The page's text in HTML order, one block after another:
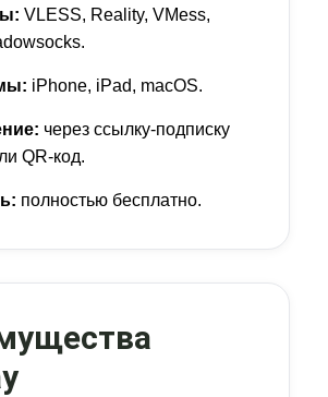
VLESS, Reality, VMess,
iPhone, iPad, macOS.
через ссылку-подписку
QR-код.
полностью бесплатно.